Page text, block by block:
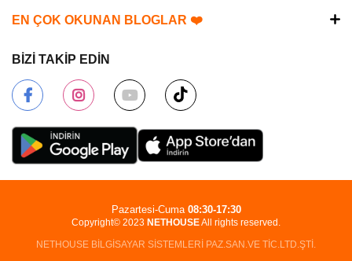
EN ÇOK OKUNAN BLOGLAR ❤️
BİZİ TAKİP EDİN
Copyright© 2023 NETHOUSEAll rights reserved.
NETHOUSE BİLGİSAYAR SİSTEMLERİ PAZ.SAN.VE TİC.LTD.ŞTİ.
Pazartesi-Cuma 08:30-17:30